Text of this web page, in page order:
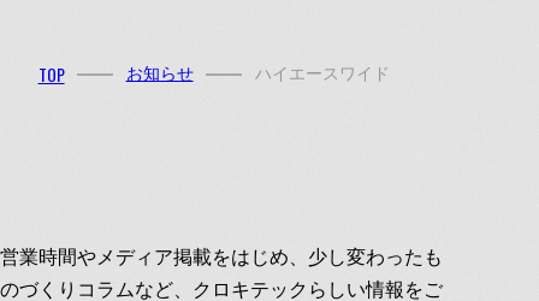
営業時間やメディア掲載をはじめ、少し変わったも
のづくりコラムなど、クロキテックらしい情報をご
TOP お知らせ ハイエースワイド
MENU